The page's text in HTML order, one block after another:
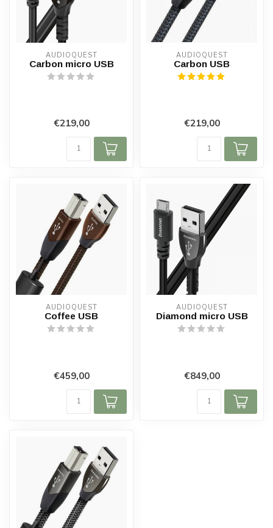
AUDIOQUEST
Carbon micro USB
€219,00
AUDIOQUEST
Carbon USB
€219,00
AUDIOQUEST
Coffee USB
€459,00
AUDIOQUEST
Diamond micro USB
€849,00